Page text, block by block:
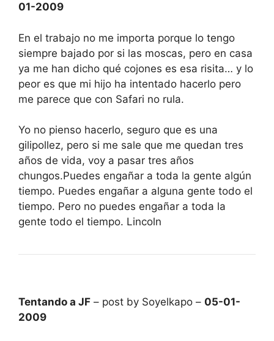
01-2009
En el trabajo no me importa porque lo tengo
siempre bajado por si las moscas, pero en casa
ya me han dicho qué cojones es esa risita… y lo
peor es que mi hijo ha intentado hacerlo pero
me parece que con Safari no rula.
Yo no pienso hacerlo, seguro que es una
gilipollez, pero si me sale que me quedan tres
años de vida, voy a pasar tres años
chungos.Puedes engañar a toda la gente algún
tiempo. Puedes engañar a alguna gente todo el
tiempo. Pero no puedes engañar a toda la
gente todo el tiempo. Lincoln
Tentando a JF – post by Soyelkapo – 05-01-
2009